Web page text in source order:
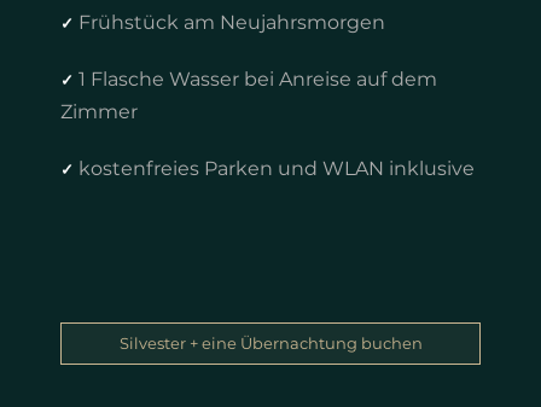
✓ Frühstück am Neujahrsmorgen
✓ 1 Flasche Wasser bei Anreise auf dem
Zimmer
✓ kostenfreies Parken und WLAN inklusive
Silvester + eine Übernachtung buchen